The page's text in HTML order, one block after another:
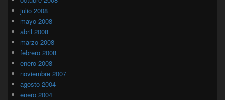
julio 2008
mayo 2008
abril 2008
marzo 2008
febrero 2008
enero 2008
noviembre 2007
agosto 2004
enero 2004